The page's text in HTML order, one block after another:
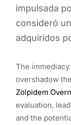
impulsada
consideró
adquiridos
The
overshadow
Zolpidem
evaluation,
and the